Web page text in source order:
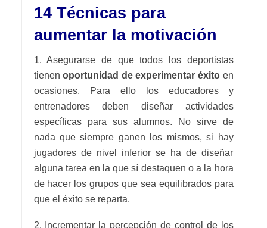
14 Técnicas para
aumentar la motivación
1. Asegurarse de que todos los deportistas
tienenoportunidad de experimentar éxitoen
ocasiones. Para ello los educadores y
entrenadores deben diseñar actividades
específicas para sus alumnos. No sirve de
nada que siempre ganen los mismos, si hay
jugadores de nivel inferior se ha de diseñar
alguna tarea en la que sí destaquen o a la hora
de hacer los grupos que sea equilibrados para
que el éxito se reparta.
2. Incrementar la percepción de control de los